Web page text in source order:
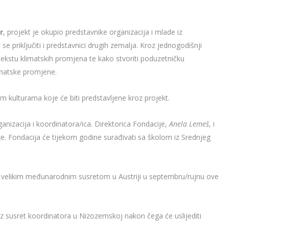
, projekt je okupio predstavnike organizacija i mlade iz
priključiti i predstavnici drugih zemalja. Kroz jednogodišnji
klimatskih promjena te kako stvoriti poduzetničku
promjene.
kulturama koje će biti predstavljene kroz projekt.
i koordinatora/ica. Direktorica Fondacije,Anela Lemeš, i
Fondacija će tijekom godine surađivati sa školom iz Srednjeg
međunarodnim susretom u Austriji u septembru/rujnu ove
susret koordinatora u Nizozemskoj nakon čega će uslijediti